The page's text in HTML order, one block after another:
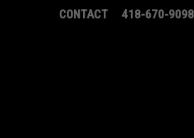
CONTACT 418-670-9098